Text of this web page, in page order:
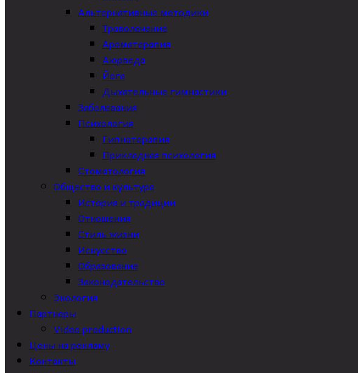
Альтернативные методики
Траволечение
Ароматерапия
Аюрведа
Йога
Дыхательные гимнастики
Заболевания
Психология
Гипнотерапия
Прикладная психология
Стоматология
Общество и культура
История и традиции
Отношения
Стиль жизни
Искусство
Образование
Законодательство
Экология
Партнеры
Video production
Цены на рекламу
Контакты